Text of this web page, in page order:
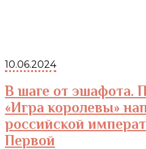
10.06.2024
В шаге от эшафота.
«Игра королевы»
российской
Первой